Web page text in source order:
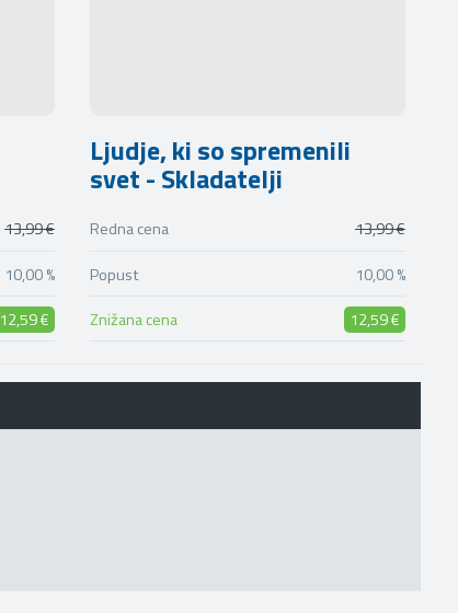
13,99 €
10,00 %
12,59 €
Ljudje, ki so spremenili
svet - Skladatelji
Redna cena
13,99 €
Popust
10,00 %
Znižana cena
12,59 €